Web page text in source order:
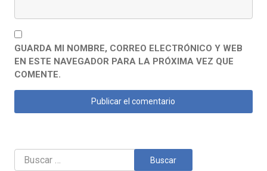
GUARDA MI NOMBRE, CORREO ELECTRÓNICO Y WEB
EN ESTE NAVEGADOR PARA LA PRÓXIMA VEZ QUE
COMENTE.
Buscar: